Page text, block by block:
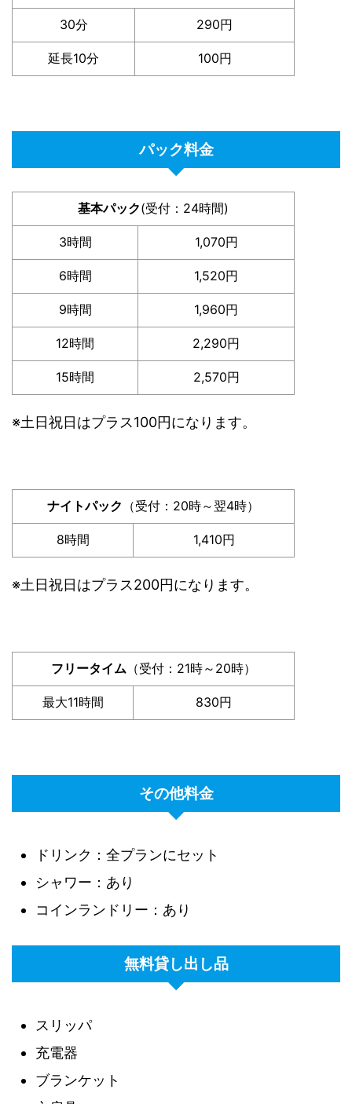
30分 290円
延長10分 100円
パック料金
基本パック(受付：24時間)
3時間 1,070円
6時間 1,520円
9時間 1,960円
12時間 2,290円
15時間 2,570円
※土日祝日はプラス100円になります。
ナイトパック （受付：20時～翌4時）
8時間 1,410円
※土日祝日はプラス200円になります。
フリータイム（受付：21時～20時）
最大11時間 830円
その他料金
ドリンク：全プランにセット
シャワー：あり
コインランドリー：あり
無料貸し出し品
スリッパ
充電器
ブランケット